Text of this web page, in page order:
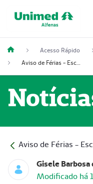
Acesso Rápido
Aviso de Férias - Escritório Carmo do Rio Claro
Aviso de Férias -
Gisele Barbosa
Modificado há